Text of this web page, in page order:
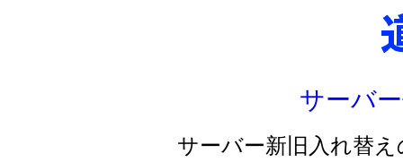
サーバ
サーバー新旧入れ替